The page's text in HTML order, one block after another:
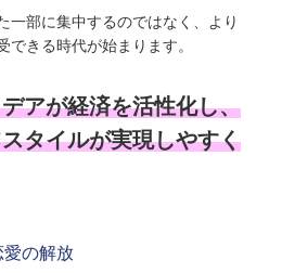
一部に集中するのではなく、より
できる時代が始まります。
アが経済を活性化し、
タイルが実現しやすく
愛の解放